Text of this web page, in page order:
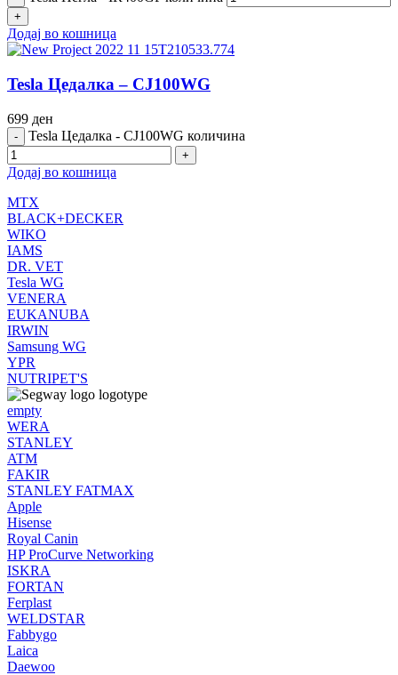
Додај во кошница
Tesla Цедалка – CJ100WG
699 ден
Tesla Цедалка - CJ100WG количина
Додај во кошница
MTX
BLACK+DECKER
WIKO
IAMS
DR. VET
Tesla WG
VENERA
EUKANUBA
IRWIN
Samsung WG
YPR
NUTRIPET'S
empty
WERA
STANLEY
ATM
FAKIR
STANLEY FATMAX
Apple
Hisense
Royal Canin
HP ProCurve Networking
ISKRA
FORTAN
Ferplast
WELDSTAR
Fabbygo
Laica
Daewoo